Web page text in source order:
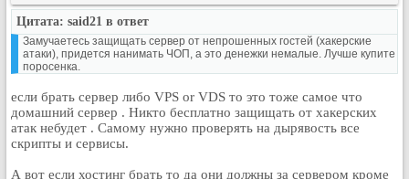
Цитата: said21 в ответ
Замучаетесь защищать сервер от непрошенных гостей (хакерские
атаки), придется нанимать ЧОП, а это денежки немалые. Лучше купите
поросенка.
если брать сервер либо VPS or VDS то это тоже самое что
домашний сервер . Никто бесплатно защищать от хакерских
атак небудет . Самому нужно проверять на дырявость все
скрипты и сервисы.
А вот если хостинг брать то да они должны за сервером кроме